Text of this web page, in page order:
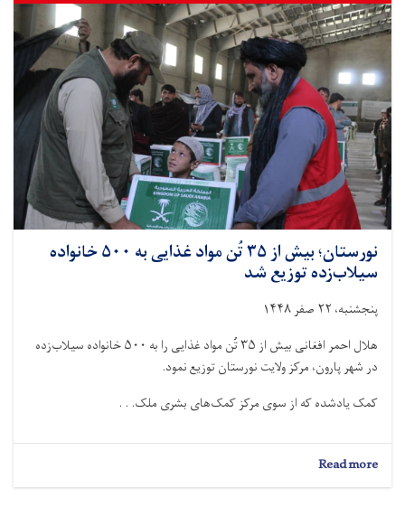
مواد
غذایی
به
۴۳۷
خانواده
نیازمند
توزیع
شد
نورستان؛ بیش از ۳۵ تُن مواد غذایی به ۵۰۰ خانواده
سیلاب‌زده توزیع شد
پنجشنبه، ۲۲ صفر ۱۴۴۸
هلال احمر افغانی بیش از ۳۵ تُن مواد غذایی را به ۵۰۰ خانواده سیلاب‌زده
در شهر پارون، مرکز ولایت نورستان توزیع نمود.
کمک یادشده که از سوی مرکز کمک‌های بشرى ملک. . .
Read more
نورستان؛